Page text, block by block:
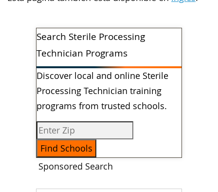
Search Sterile Processing
Technician Programs
Discover local and online Sterile
Processing Technician training
programs from trusted schools.
Sponsored Search